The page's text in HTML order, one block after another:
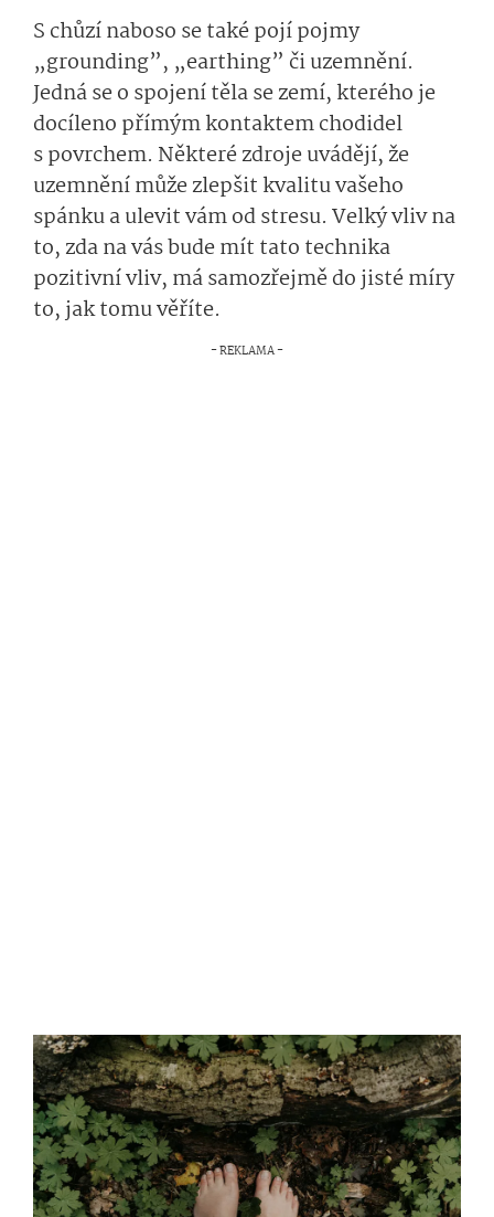
S chůzí naboso se také pojí pojmy
„grounding”, „earthing” či uzemnění.
Jedná se o spojení těla se zemí, kterého je
docíleno přímým kontaktem chodidel
s povrchem. Některé zdroje uvádějí, že
uzemnění může zlepšit kvalitu vašeho
spánku a ulevit vám od stresu. Velký vliv na
to, zda na vás bude mít tato technika
pozitivní vliv, má samozřejmě do jisté míry
to, jak tomu věříte.